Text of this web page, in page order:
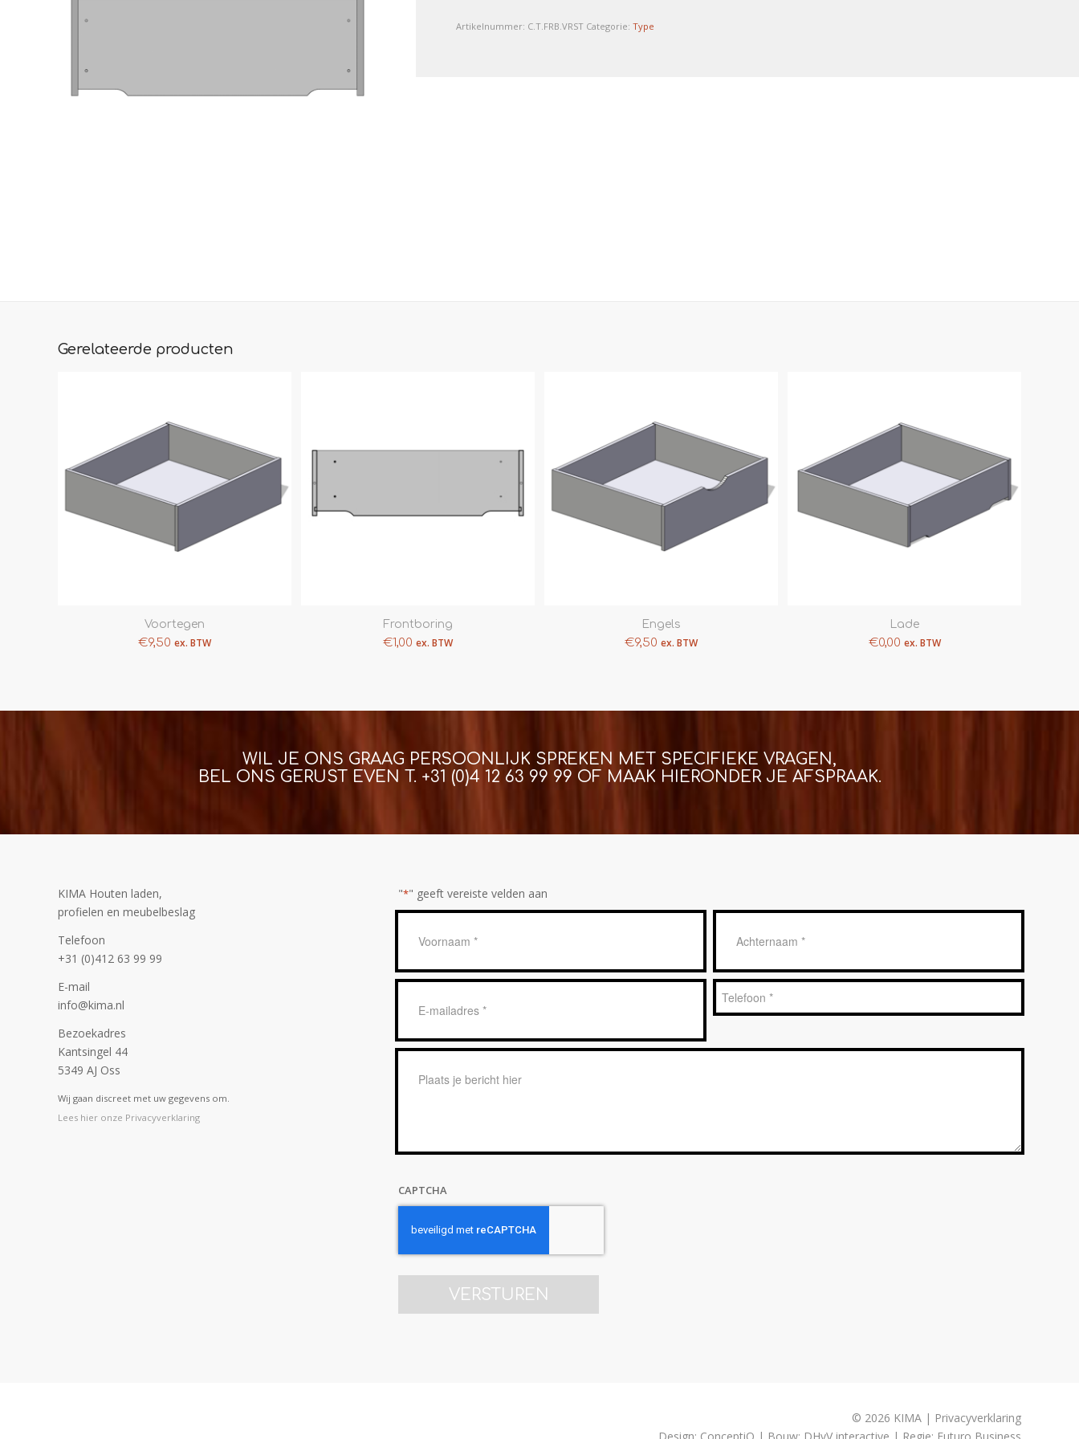
Artikelnummer: C.T.FRB.VRST Categorie: Type
Gerelateerde producten
Voortegen
€9,50 ex. BTW
Frontboring
€1,00 ex. BTW
Engels
€9,50 ex. BTW
Lade
€0,00 ex. BTW
WIL JE ONS GRAAG PERSOONLIJK SPREKEN MET SPECIFIEKE VRAGEN,
BEL ONS GERUST EVEN T. +31 (0)4 12 63 99 99 OF MAAK HIERONDER JE AFSPRAAK.
KIMA Houten laden,
profielen en meubelbeslag
Telefoon
+31 (0)412 63 99 99
E-mail
info@kima.nl
Bezoekadres
Kantsingel 44
5349 AJ Oss
Wij gaan discreet met uw gegevens om.
Lees hier onze Privacyverklaring
"*" geeft vereiste velden aan
mailadres
Telefoon
CAPTCHA
© 2026 KIMA | Privacyverklaring
Design: ConceptiQ | Bouw: DHvV interactive | Regie: Futuro Business